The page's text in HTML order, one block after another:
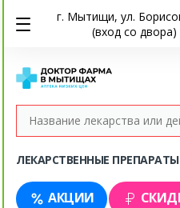
г. Мытищи, ул.
(вход со двора)
ЛЕКАРСТВЕННЫЕ ПРЕПАРАТЫ
АКЦИИ